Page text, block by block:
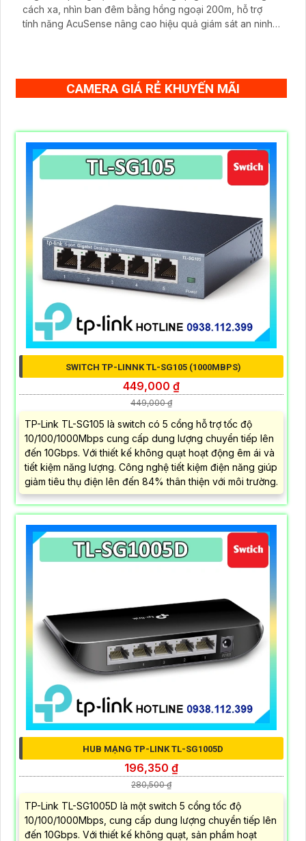
cách xa, nhìn ban đêm bằng hồng ngoại 200m, hỗ trợ
tính năng AcuSense nâng cao hiệu quả giám sát an ninh,
CAMERA GIÁ RẺ KHUYẾN MÃI
SWITCH TP-LINNK TL-SG105 (1000MBPS)
449,000 ₫
449,000 ₫
TP-Link TL-SG105 là switch có 5 cổng hỗ trợ tốc độ
10/100/1000Mbps cung cấp dung lượng chuyển tiếp lên
đến 10Gbps. Với thiết kế không quạt hoạt động êm ái và
tiết kiệm năng lượng. Công nghệ tiết kiệm điện năng giúp
giảm tiêu thụ điện lên đến 84% thân thiện với môi trường.
HUB MẠNG TP-LINK TL-SG1005D
196,350 ₫
280,500 ₫
TP-Link TL-SG1005D là một switch 5 cổng tốc độ
10/100/1000Mbps, cung cấp dung lượng chuyển tiếp lên
đến 10Gbps. Với thiết kế không quạt, sản phẩm hoạt